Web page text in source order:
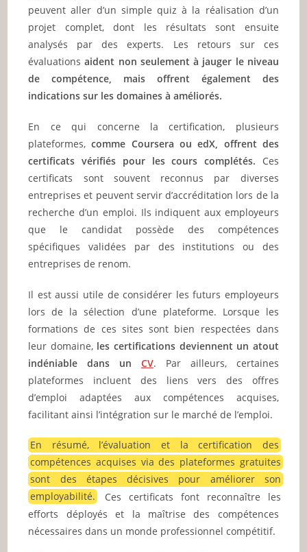
peuvent aller d’un simple quiz à la réalisation d’un
projet complet, dont les résultats sont ensuite
analysés par des experts. Les retours sur ces
évaluations aident non seulement à jauger le niveau
de compétence, mais offrent également des
indications sur les domaines à améliorés.
En ce qui concerne la certification, plusieurs
plateformes,comme Coursera ou edX, offrent des
certificats vérifiés pour les cours complétés. Ces
certificats sont souvent reconnus par diverses
entreprises et peuvent servir d’accréditation lors de la
recherche d’un emploi. Ils indiquent aux employeurs
que le candidat possède des compétences
spécifiques validées par des institutions ou des
entreprises de renom.
Il est aussi utile de considérer les futurs employeurs
lors de la sélection d’une plateforme. Lorsque les
formations de ces sites sont bien respectées dans
leur domaine, les certifications deviennent un atout
indéniable dans un CV. Par ailleurs, certaines
plateformes incluent des liens vers des offres
d’emploi adaptées aux compétences acquises,
facilitant ainsi l’intégration sur le marché de l’emploi.
En résumé, l’évaluation et la certification des
compétences acquises via des plateformes gratuites
sont des étapes décisives pour améliorer son
employabilité.
Ces certificats font reconnaître les
efforts déployés et la maîtrise des compétences
nécessaires dans un monde professionnel compétitif.